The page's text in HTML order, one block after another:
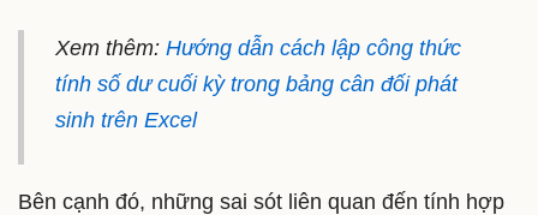
Xem thêm: Hướng dẫn cách lập công thức
tính số dư cuối kỳ trong bảng cân đối phát
sinh trên Excel
Bên cạnh đó, những sai sót liên quan đến tính hợp